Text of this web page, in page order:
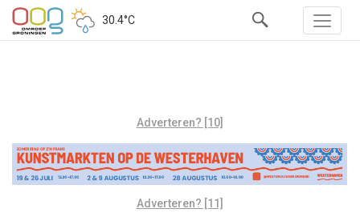
30.4°C
Adverteren? [10]
Adverteren? [11]